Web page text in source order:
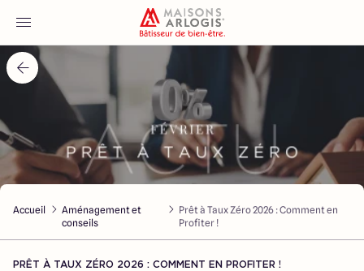
Accueil
Nos maisons
Nos annonces
Votre projet
Qui sommes-nous
Accueil
Aménagement et
conseils
Prêt à Taux Zéro 2026 : Comment en
Profiter !
PRÊT À TAUX ZÉRO 2026 : COMMENT EN PROFITER !